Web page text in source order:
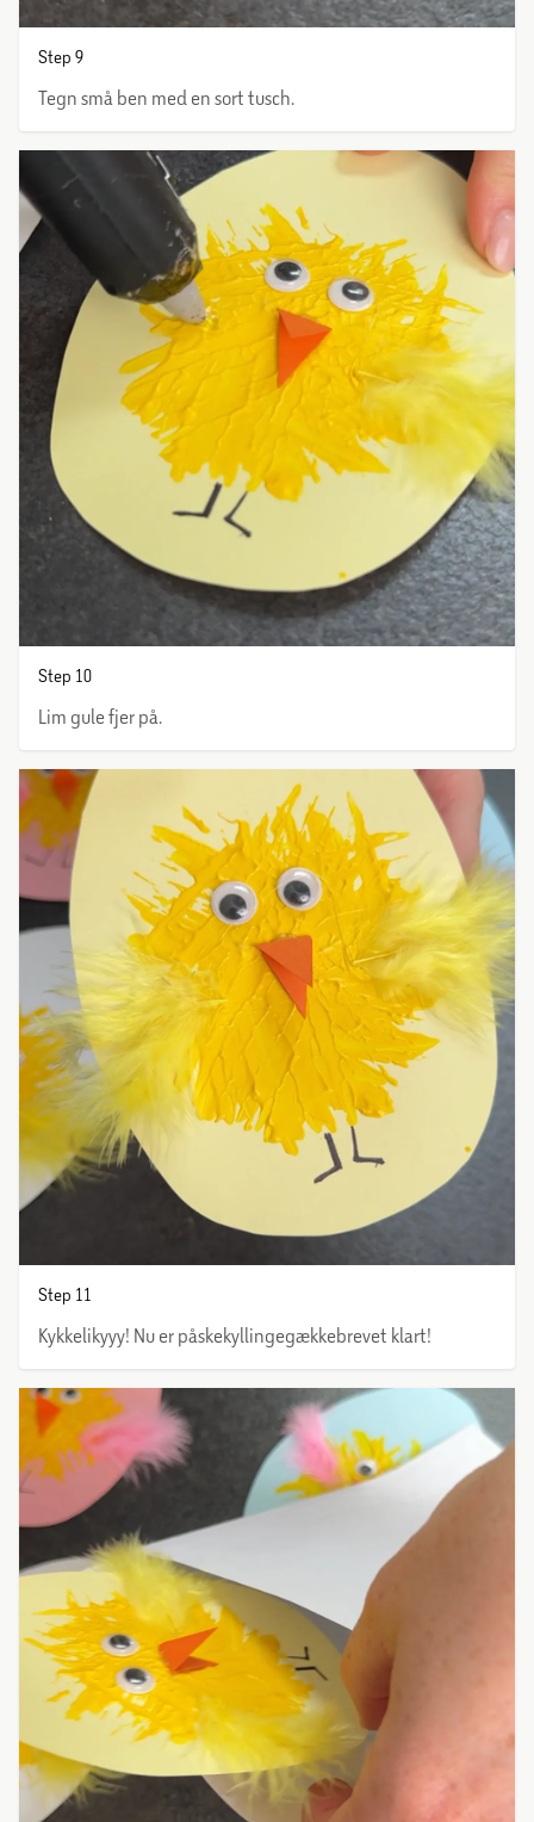
Step 9
Tegn små ben med en sort tusch.
Step 10
Lim gule fjer på.
Step 11
Kykkelikyyy! Nu er påskekyllingegækkebrevet klart!